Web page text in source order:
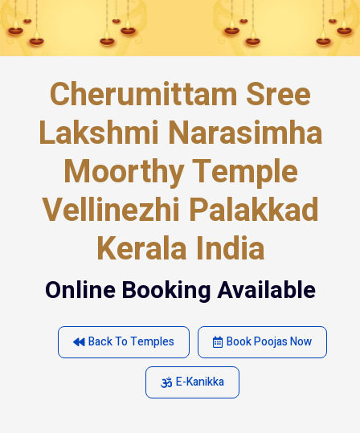
Cherumittam Sree
Lakshmi Narasimha
Moorthy Temple
Vellinezhi Palakkad
Kerala India
Online Booking Available
Back To Temples Book Poojas Now
E-Kanikka